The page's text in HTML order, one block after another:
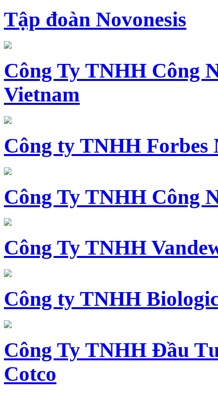
Tập đoàn Novonesis
Công Ty TNHH Công
Vietnam
Công ty TNHH
Công Ty TNHH Công
Công Ty TNHH
Công ty TNHH
Công Ty TNHH Đầu
Cotco